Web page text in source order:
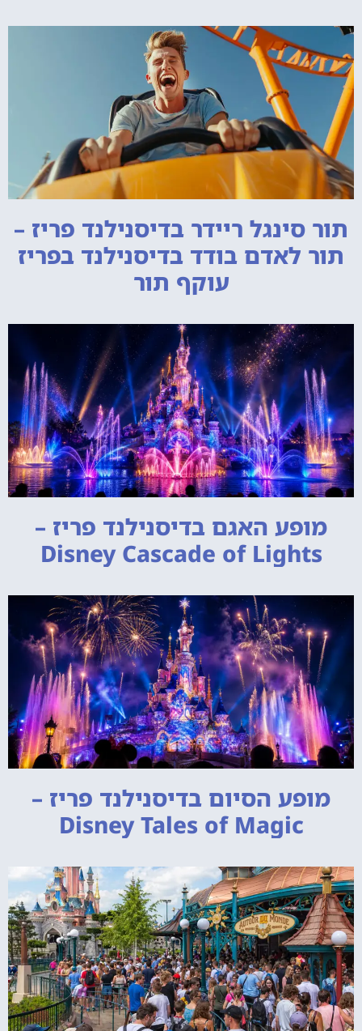
תור סינגל ריידר בדיסנילנד פריז –
תור לאדם בודד בדיסנילנד בפריז
עוקף תור
מופע האגם בדיסנילנד פריז –
Disney Cascade of Lights
מופע הסיום בדיסנילנד פריז –
Disney Tales of Magic